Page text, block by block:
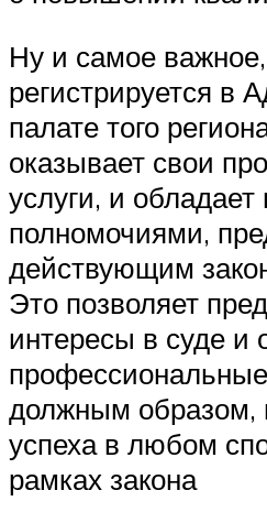
Ну и самое
регистрируется в
палате того
оказывает свои
услуги, и обладает
полномочиями,
действующим
Это позволяет
интересы в суде и
профессиональные
должным образом,
успеха в любом
рамках закона